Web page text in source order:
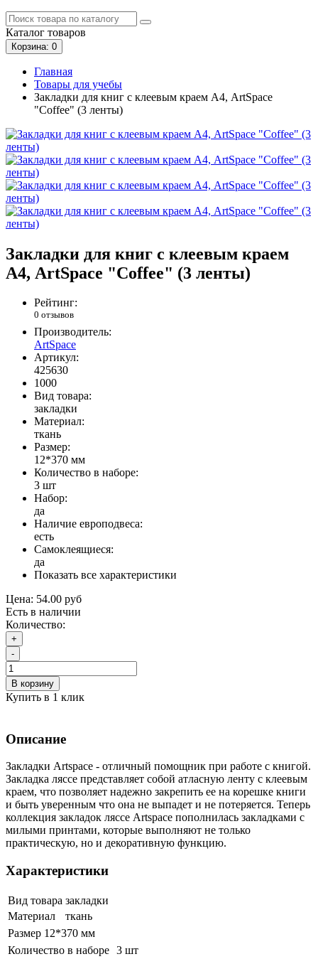
Каталог товаров
Корзина: 0
Главная
Товары для учебы
Закладки для книг с клеевым краем А4, ArtSpace
"Coffee" (3 ленты)
Закладки для книг с клеевым краем
А4, ArtSpace "Coffee" (3 ленты)
Рейтинг:
0 отзывов
Производитель:
ArtSpace
Артикул:
425630
1000
Вид товара:
закладки
Материал:
ткань
Размер:
12*370 мм
Количество в наборе:
3 шт
Набор:
да
Наличие европодвеса:
есть
Самоклеящиеся:
да
Показать все характеристики
Цена: 54.00 руб
Есть в наличии
Количество:
+
-
В корзину
Купить в 1 клик
Описание
Закладки Artspace - отличный помощник при работе с книгой.
Закладка ляссе представляет собой атласную ленту с клеевым
краем, что позволяет надежно закрепить ее на корешке книги
и быть уверенным что она не выпадет и не потеряется. Теперь
коллекция закладок ляссе Artspace пополнилась закладками с
милыми принтами, которые выполняют не только
практическую, но и декоративную функцию.
Характеристики
Вид товара закладки
Материал
ткань
Размер 12*370 мм
Количество в наборе 3 шт